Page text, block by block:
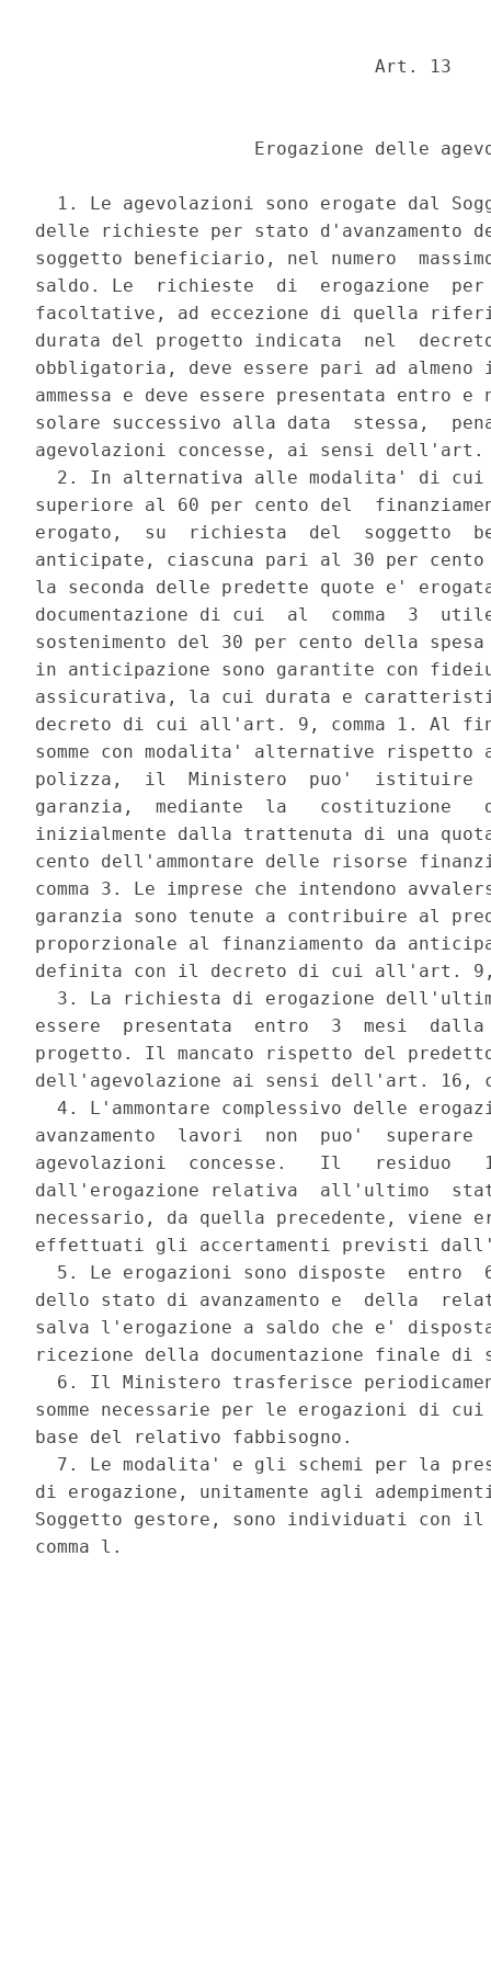
                               Art. 13
Erogazione delle
1. Le agevolazioni sono erogate dal
delle richieste per stato d'avanzamento
soggetto beneficiario, nel numero
saldo. Le  richieste  di  erogazione  per
facoltative, ad eccezione di quella
durata del progetto indicata  nel
obbligatoria, deve essere pari ad
ammessa e deve essere presentata entro
solare successivo alla data  stessa,
agevolazioni concesse, ai sensi
2. In alternativa alle modalita' di
superiore al 60 per cento del
erogato,  su  richiesta  del  soggetto
anticipate, ciascuna pari al 30 per
la seconda delle predette quote e'
documentazione di cui  al  comma  3
sostenimento del 30 per cento della spesa
in anticipazione sono garantite con
assicurativa, la cui durata e
decreto di cui all'art. 9, comma 1. Al
somme con modalita' alternative
polizza,  il  Ministero  puo'  istituire
garanzia,  mediante  la   costituzione
inizialmente dalla trattenuta di una
cento dell'ammontare delle risorse
comma 3. Le imprese che intendono
garanzia sono tenute a contribuire al
proporzionale al finanziamento da
definita con il decreto di cui all'art. 9,
3. La richiesta di erogazione
essere  presentata  entro  3  mesi
progetto. Il mancato rispetto del
dell'agevolazione ai sensi dell'art. 16,
4. L'ammontare complessivo delle
avanzamento  lavori  non  puo'
agevolazioni  concesse.   Il   residuo
dall'erogazione relativa  all'ultimo
necessario, da quella precedente, viene
effettuati gli accertamenti previsti
5. Le erogazioni sono disposte  entro
dello stato di avanzamento e  della
salva l'erogazione a saldo che e'
ricezione della documentazione finale di
6. Il Ministero trasferisce
somme necessarie per le erogazioni di
base del relativo fabbisogno.
7. Le modalita' e gli schemi per la
di erogazione, unitamente agli
Soggetto gestore, sono individuati